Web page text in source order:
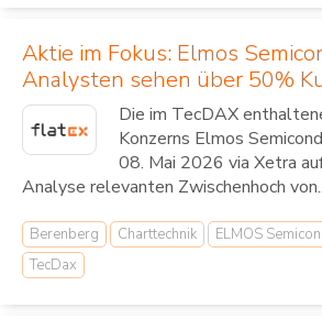
Aktie im Fokus: Elmos
Analysten sehen über 50%
Die im TecDAX
Konzerns Elmos
08. Mai 2026 via Xetra
Analyse relevanten Zwischenhoch
Berenberg Charttechnik ELMOS
TecDax